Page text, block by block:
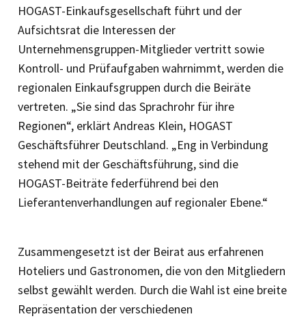
HOGAST-Einkaufsgesellschaft führt und der
Aufsichtsrat die Interessen der
Unternehmensgruppen-Mitglieder vertritt sowie
Kontroll- und Prüfaufgaben wahrnimmt, werden die
regionalen Einkaufsgruppen durch die Beiräte
vertreten. „Sie sind das Sprachrohr für ihre
Regionen“, erklärt Andreas Klein, HOGAST
Geschäftsführer Deutschland. „Eng in Verbindung
stehend mit der Geschäftsführung, sind die
HOGAST-Beiträte federführend bei den
Lieferantenverhandlungen auf ­regionaler Ebene.“
Zusammengesetzt ist der Beirat aus erfahrenen
Hoteliers und Gastronomen, die von den Mitgliedern
selbst gewählt werden. Durch die Wahl ist eine breite
Repräsentation der verschiedenen